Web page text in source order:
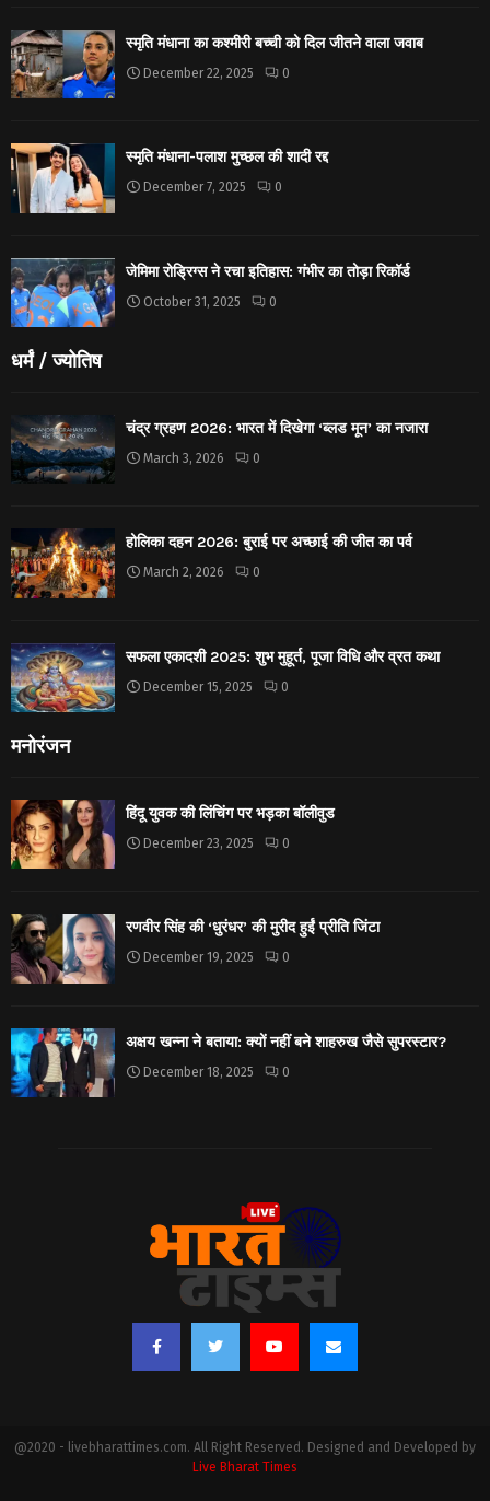
स्मृति मंधाना का कश्मीरी बच्ची को दिल जीतने वाला जवाब
December 22, 2025 0
स्मृति मंधाना-पलाश मुच्छल की शादी रद्द
December 7, 2025 0
जेमिमा रोड्रिग्स ने रचा इतिहास: गंभीर का तोड़ा रिकॉर्ड
October 31, 2025 0
धर्मं / ज्योतिष
चंद्र ग्रहण 2026: भारत में दिखेगा ‘ब्लड मून’ का नजारा
March 3, 2026 0
होलिका दहन 2026: बुराई पर अच्छाई की जीत का पर्व
March 2, 2026 0
सफला एकादशी 2025: शुभ मुहूर्त, पूजा विधि और व्रत कथा
December 15, 2025 0
मनोरंजन
हिंदू युवक की लिंचिंग पर भड़का बॉलीवुड
December 23, 2025 0
रणवीर सिंह की ‘धुरंधर’ की मुरीद हुईं प्रीति जिंटा
December 19, 2025 0
अक्षय खन्ना ने बताया: क्यों नहीं बने शाहरुख जैसे सुपरस्टार?
December 18, 2025 0
@2020 - livebharattimes.com. All Right Reserved. Designed and Developed by
Live Bharat Times